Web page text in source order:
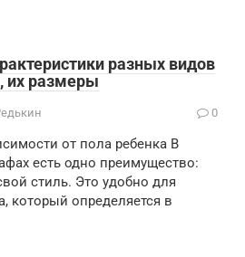
разных видов
их размеры
0
от пола ребенка В
есть одно преимущество:
стиль. Это удобно для
который определяется в